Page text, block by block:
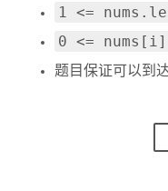
1 <=
0 <=
题目保证可以到